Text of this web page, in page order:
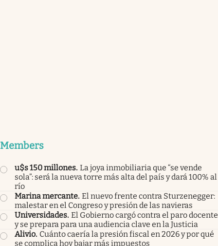
Members
u$s 150 millones. La joya inmobiliaria que “se vende
sola”: será la nueva torre más alta del país y dará 100% al
río
Marina mercante. El nuevo frente contra Sturzenegger:
malestar en el Congreso y presión de las navieras
Universidades. El Gobierno cargó contra el paro docente
y se prepara para una audiencia clave en la Justicia
Alivio. Cuánto caería la presión fiscal en 2026 y por qué
se complica hoy bajar más impuestos